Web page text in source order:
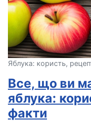
Яблука: користь,
Все, що ви
яблука:
факти